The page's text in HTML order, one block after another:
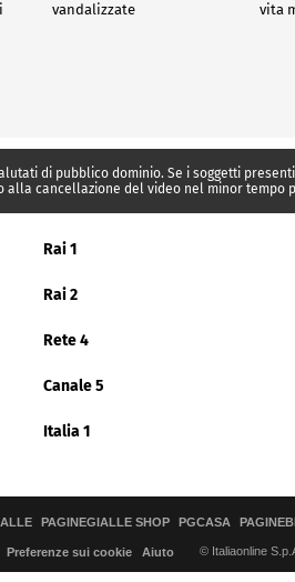
vandalizzate
vita
di pubblico dominio. Se i soggetti
alla cancellazione del video nel minor tempo
Rai 1
Rai 2
Rete 4
Canale 5
Italia 1
PAGINEGIALLE SHOP PGCASA
Preferenze sui cookie Aiuto © Italiaonline